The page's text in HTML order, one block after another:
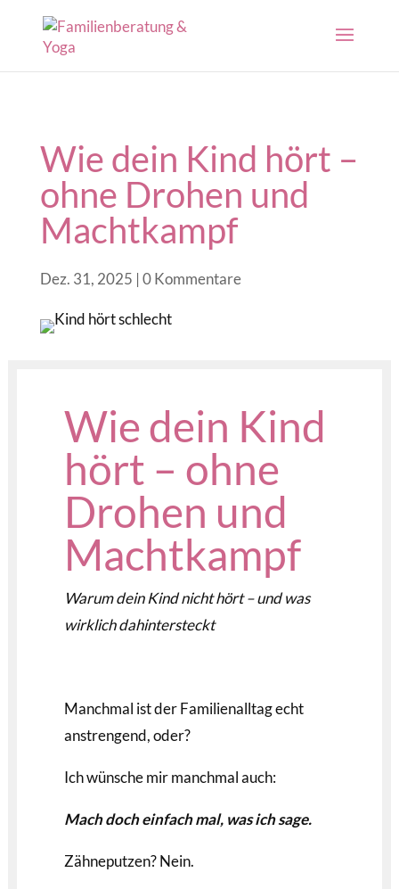
Wie dein Kind hört –
ohne Drohen und
Machtkampf
Dez. 31, 2025 | 0 Kommentare
Wie dein Kind
hört – ohne
Drohen und
Machtkampf
Warum dein Kind nicht hört – und was
wirklich dahintersteckt
Manchmal ist der Familienalltag echt
anstrengend, oder?
Ich wünsche mir manchmal auch:
Mach doch einfach mal, was ich sage.
Zähneputzen? Nein.